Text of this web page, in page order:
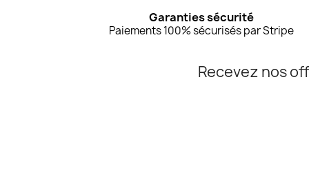
Garanties sécurité
Paiements 100% sécurisés par Stripe
Recevez nos